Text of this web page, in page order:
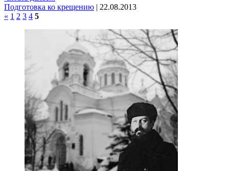
Подготовка ко крещению | 22.08.2013
« 1 2 3 4 5